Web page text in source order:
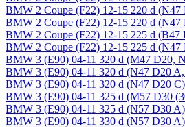
BMW 2 Coupe (F22) 12-15 220 d (N47
BMW 2 Coupe (F22) 12-15 220 d (N47
BMW 2 Coupe (F22) 12-15 225 d (B47
BMW 2 Coupe (F22) 12-15 225 d (N47
BMW 3 (E90) 04-11 320 d (M47 D20,
BMW 3 (E90) 04-11 320 d (N47 D20
BMW 3 (E90) 04-11 320 d (N47 D20
BMW 3 (E90) 04-11 325 d (M57 D30
BMW 3 (E90) 04-11 325 d (N57 D30
BMW 3 (E90) 04-11 330 d (N57 D30